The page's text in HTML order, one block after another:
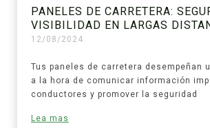
PANELES DE CARRETERA:
VISIBILIDAD EN LARGAS
12/08/2024
Tus paneles de carretera desempeñan
a la hora de comunicar información
conductores y promover la seguridad
Lea mas